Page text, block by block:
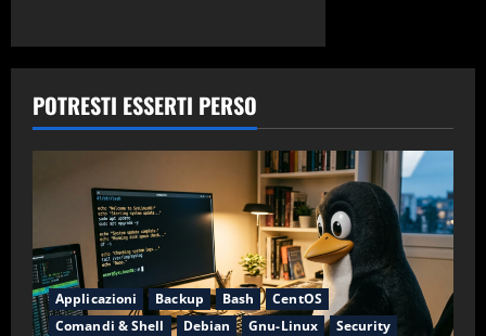
POTRESTI ESSERTI PERSO
Applicazioni Backup Bash
CentOS
Comandi & Shell
Debian Gnu-Linux
Security